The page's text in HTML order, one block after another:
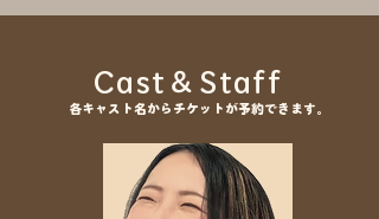
Cast＆Staff
各キャスト名からチケットが予約できます。